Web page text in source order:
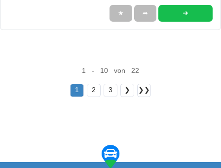
★ ➦ ➜
1 - 10 von 22
1 2 3 ❯ ❯❯